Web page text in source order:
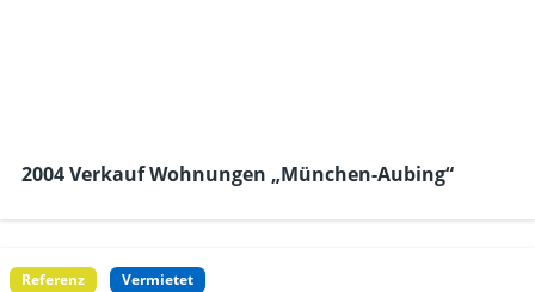
2004 Verkauf Wohnungen „München-Aubing“
Referenz Vermietet